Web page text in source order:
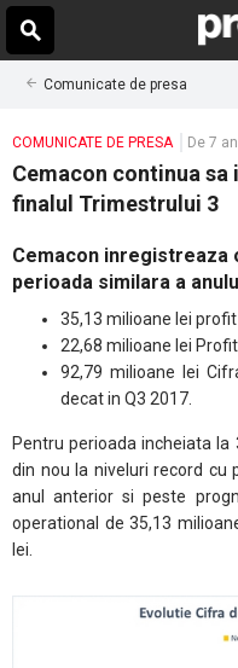
Comunicate de presa
COMUNICATE DE PRESA De 7
Cemacon continua
finalul Trimestrului 3
Cemacon inregistreaza
perioada similara a
35,13 milioane lei
22,68 milioane lei
92,79 milioane lei
decat in Q3 2017.
Pentru perioada incheiata
din nou la niveluri record cu
anul anterior si peste
operational de 35,13
lei.